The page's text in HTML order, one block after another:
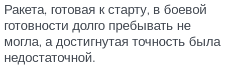
Ракета, готовая к старту, в боевой
готовности долго пребывать не
могла, а достигнутая точность была
недостаточной.